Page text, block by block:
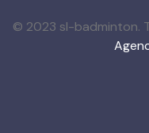
© 2023 sl-badminton.